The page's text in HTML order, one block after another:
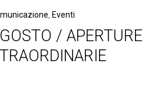
Eventi
/ APERTURE